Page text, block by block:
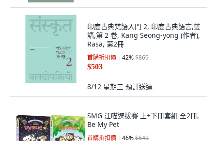
印度古典梵語入門 2, 印度古典語言,雙
語,第 2 卷, Kang Seong-yong (作者),
Rasa, 第2冊
首購折扣價 42%$869
$503
8/12 星期三 預計送達
SMG 汪喵選拔賽 上+下冊套組 全2冊,
Be My Pet
首購折扣價 46%$549